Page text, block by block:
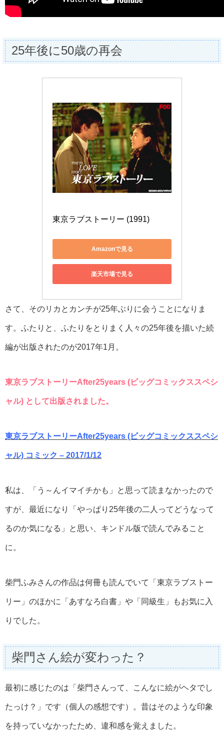
25年後に50歳の再会
東京ラブストーリー (1991)
Amazonで見る
楽天市場で見る
さて、そのリカとカンチが25年ぶりに会うことになりま
す。ふたりと、ふたりをとりまく人々の25年後を描いた続
編が出版されたのが2017年1月。
東京ラブストーリーAfter25years (ビッグコミックススペシ
ャル) として出版されました。
東京ラブストーリーAfter25years (ビッグコミックススペシ
ャル) コミック – 2017/1/12
私は、「う～んイマイチかも」と思って読まなかったので
すが、最近になり「やっぱり25年後の二人ってどうなって
るのか気になる」と思い、キンドル版で読んでみること
に。
柴門ふみさんの作品は何冊も読んでいて「東京ラブストー
リー」のほかに「あすなろ白書」や「同級生」もお気に入
りでした。
柴門さん絵が変わった？
最初に感じたのは「柴門さんって、こんなに絵がヘタでし
たっけ？」です（個人の感想です）。昔はそのような印象
を持っていなかったため、違和感を覚えました。